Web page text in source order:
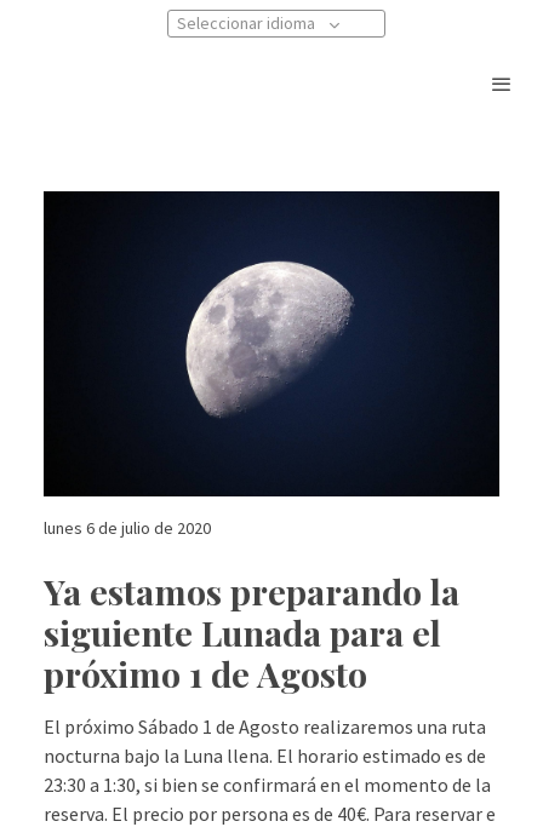
Seleccionar idioma
lunes 6 de julio de 2020
Ya estamos preparando la
siguiente Lunada para el
próximo 1 de Agosto
El próximo Sábado 1 de Agosto realizaremos una ruta
nocturna bajo la Luna llena. El horario estimado es de
23:30 a 1:30, si bien se confirmará en el momento de la
reserva. El precio por persona es de 40€. Para reservar e